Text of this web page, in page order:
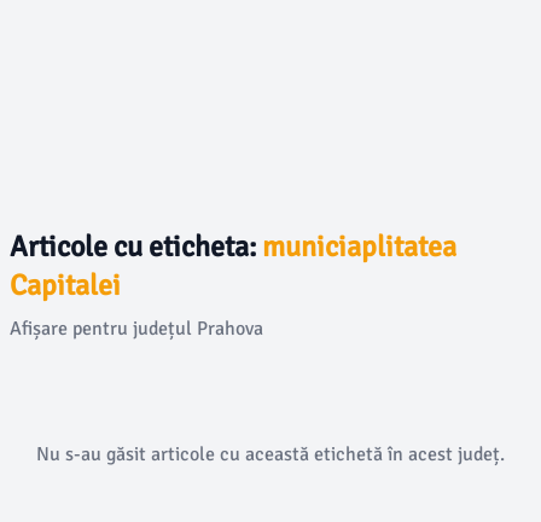
Articole cu eticheta: municiaplitatea
Capitalei
Afișare pentru județul Prahova
Nu s-au găsit articole cu această etichetă în acest județ.